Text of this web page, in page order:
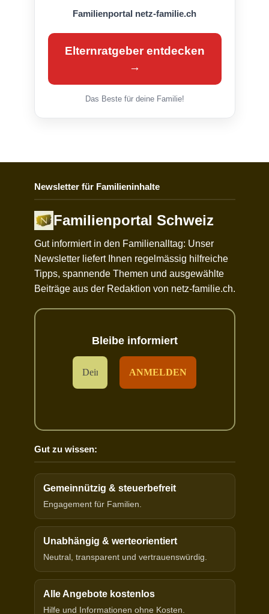
Familienportal netz-familie.ch
Elternratgeber entdecken
→
Das Beste für deine Familie!
Newsletter für Familieninhalte
Familienportal Schweiz
Gut informiert in den Familienalltag: Unser
Newsletter liefert Ihnen regelmässig hilfreiche
Tipps, spannende Themen und ausgewählte
Beiträge aus der Redaktion von netz-familie.ch.
Bleibe informiert
Gut zu wissen:
Gemeinnützig & steuerbefreit
Engagement für Familien.
Unabhängig & werteorientiert
Neutral, transparent und vertrauenswürdig.
Alle Angebote kostenlos
Hilfe und Informationen ohne Kosten.